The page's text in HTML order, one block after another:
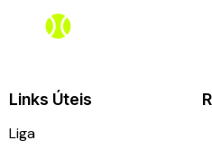
Links Úteis
Liga